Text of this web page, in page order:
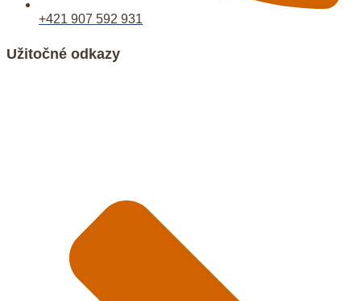
+421 907 592 931
Užitočné odkazy